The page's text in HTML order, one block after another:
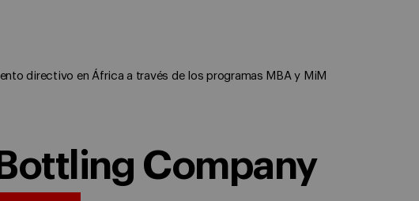
directivo en África a través de los programas MBA y MiM
Company